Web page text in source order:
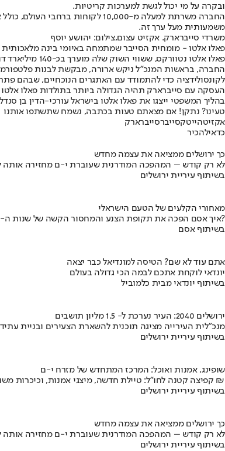
ובקרה על מי יכול לגשת למערכות קריטיות.
משמעותית מעל ערך זה.
משרדי סייברארק. אקזיט עצום,צילום: יהושע יוסף
פאלו אלטו - מומחית הסייבר שמתמחה באיומי בינה מלאכותית
פאלו אלטו נטוורקס, ששווי השוק שלה מוערך בכ-140 מיליארד דולר, שואפת לחזק את מעמדה כמובילה בשוק הגנת הסייבר באמצעות רכישות אסטרטגיות.
החברה, בראשות המנכ"ל ניקש ארורה, מבקשת לבנות פלטפורמה
לקונסולידציה כדי להתמודד עם האתגרים הנוכחיים, שבהם
העסקה עם סייברארק תהיה הגדולה ביותר בתולדות פאלו
בהליך המשפטי ייצגו את פאלו אלטו בישראל עורכי-הדין בן
טעינו? נתקן! אם מצאתם טעות בכתבה, נשמח שתשתפו אותנו
אקזיטהייטקסייברסייברארק
כדאילהכיר
כך ירושלים ממציאה את עצמה מחדש
לא רק קודש – המהפכה המודרנית שעוברת י-ם מחזירה אותה
בשיתוף עיריית ירושלים
מאחורי הקלעים של הטעם הישראלי
איך אסם הפכה את תקופת הצנע והמחסור הקשה של שנות ה-40 למותג לאומי?
בשיתוף אסם
אתם עוד לא שם? הטיסה למונדיאל כבר יצאה
יונדאי לוקחת אתכם לבמה הכי גדולה בעולם
בשיתוף יונדאי מבית כלמוביל
ירושלים 2040: העיר נערכת ל- 1.5 מליון תושבים
מנכ"לית העירייה מציגה תוכנית להשארת הצעירים ובניית
בשיתוף עיריית ירושלים
שופינג, אמנות ואוכל: המרכז המתחדש של מזרח י-ם
קפיצה קטנה לחו"ל: טיילת חדשה, מיצגי אמנות, וכיכרות משופצות בהשקעה של 100 מיליון ₪
בשיתוף עיריית ירושלים
כך ירושלים ממציאה את עצמה מחדש
לא רק קודש – המהפכה המודרנית שעוברת י-ם מחזירה אותה
בשיתוף עיריית ירושלים